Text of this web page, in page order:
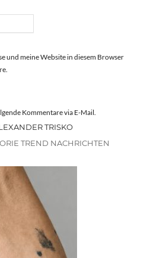
und meine Website in diesem Browser
Kommentare via E-Mail.
TRISKO
TREND NACHRICHTEN